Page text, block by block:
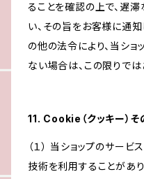
ることを確認の上で、遅
い、その旨をお客様に通
の他の法令により、当シ
ない場合は、この限りでは
11. Cookie（クッキー）
（１） 当ショップのサー
技術を利用することがあり